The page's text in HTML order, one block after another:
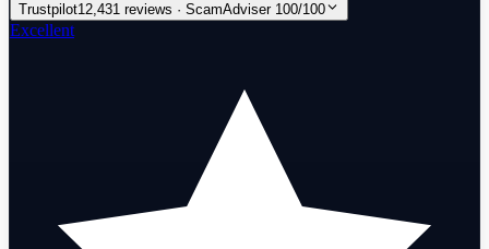
Trustpilot12,431 reviews · ScamAdviser 100/100
Excellent